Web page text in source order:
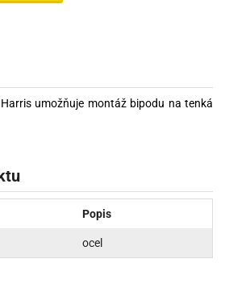
umožňuje montáž bipodu na tenká
Popis
ocel